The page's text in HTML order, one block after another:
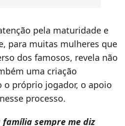
pela maturidade e
para muitas mulheres que
dos famosos, revela não
uma criação
o próprio jogador, o apoio
processo.
família sempre me diz